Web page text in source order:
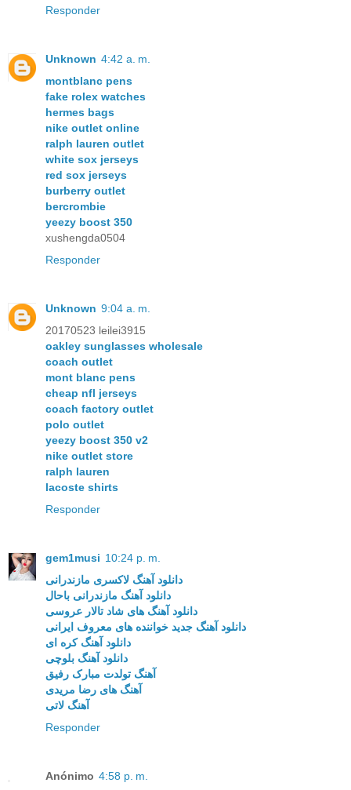
Responder
Unknown 4:42 a. m.
montblanc pens
fake rolex watches
hermes bags
nike outlet online
ralph lauren outlet
white sox jerseys
red sox jerseys
burberry outlet
bercrombie
yeezy boost 350
xushengda0504
Responder
Unknown 9:04 a. m.
20170523 leilei3915
oakley sunglasses wholesale
coach outlet
mont blanc pens
cheap nfl jerseys
coach factory outlet
polo outlet
yeezy boost 350 v2
nike outlet store
ralph lauren
lacoste shirts
Responder
gem1musi 10:24 p. m.
دانلود آهنگ لاکسری مازندرانی
دانلود آهنگ مازندرانی باحال
دانلود آهنگ های شاد تالار عروسی
دانلود آهنگ جدید خواننده های معروف ایرانی
دانلود آهنگ کره ای
دانلود آهنگ بلوچی
آهنگ تولدت مبارک رفیق
آهنگ های رضا مریدی
آهنگ لاتی
Responder
Anónimo 4:58 p. m.